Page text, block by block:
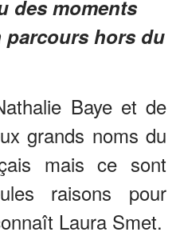
des moments
hors du
Baye et de
grands noms du
mais ce sont
raisons pour
Laura Smet.